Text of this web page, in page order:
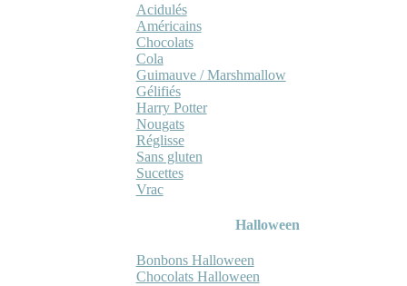
Acidulés
Américains
Chocolats
Cola
Guimauve / Marshmallow
Gélifiés
Harry Potter
Nougats
Réglisse
Sans gluten
Sucettes
Vrac
Halloween
Bonbons Halloween
Chocolats Halloween